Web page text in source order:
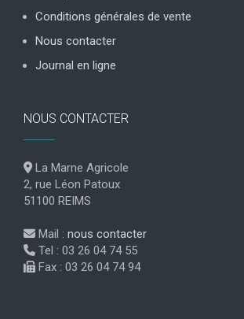
Conditions générales de vente
Nous contacter
Journal en ligne
NOUS CONTACTER
La Marne Agricole
2, rue Léon Patoux
51100 REIMS
Mail : nous contacter
Tel : 03 26 04 74 55
Fax : 03 26 04 74 94